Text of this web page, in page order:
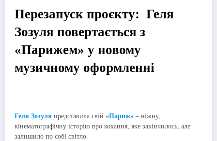
Перезапуск проєкту: Геля
Зозуля повертається з
«Парижем» у новому
музичному оформленні
Геля Зозуля представила свій «Париж» – ніжну,
кінематографічну історію про кохання, яке закінчилось, але
залишило по собі світло.